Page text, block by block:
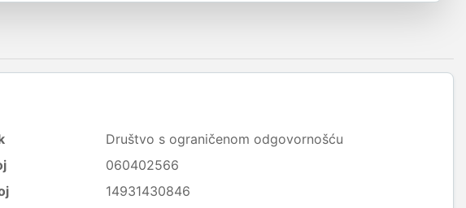
Društvo s ograničenom odgovornošću
060402566
14931430846